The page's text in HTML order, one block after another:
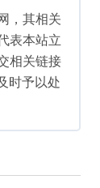
，其相关
表本站立
相关链接
时予以处